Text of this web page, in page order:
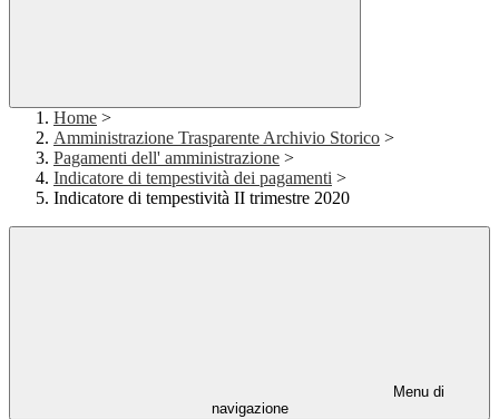
Home >
Amministrazione Trasparente Archivio Storico >
Pagamenti dell' amministrazione >
Indicatore di tempestività dei pagamenti >
Indicatore di tempestività II trimestre 2020
Menu di
navigazione